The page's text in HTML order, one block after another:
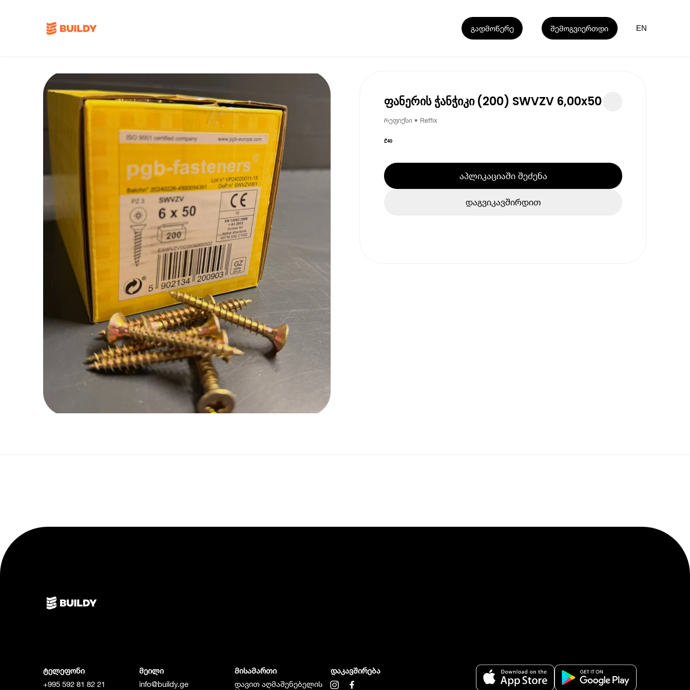
გადმოწერე შემოგვიერთდი EN
ფანერის ჭანჭიკი (200) SWVZV 6,00x50
რეფიქსი • Reffix
₾40
აპლიკაციაში შეძენა
დაგვიკავშირდით
ტელეფონი
+995 592 81 82 21
მეილი
info@buildy.ge
მისამართი
დავით აღმაშენებელის
დაკავშირება